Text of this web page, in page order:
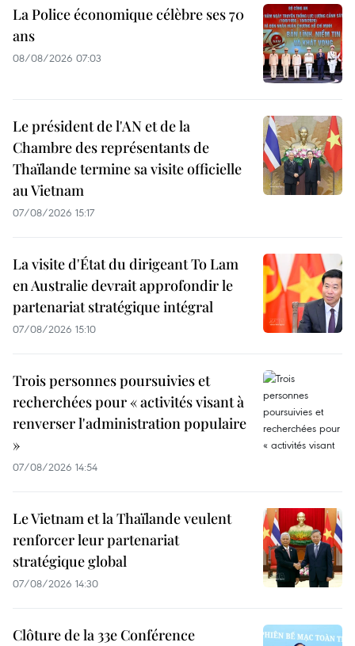
La Police économique célèbre ses 70
ans
08/08/2026 07:03
Le président de l'AN et de la
Chambre des représentants de
Thaïlande termine sa visite officielle
au Vietnam
07/08/2026 15:17
La visite d'État du dirigeant To Lam
en Australie devrait approfondir le
partenariat stratégique intégral
07/08/2026 15:10
Trois personnes poursuivies et
recherchées pour « activités visant à
renverser l'administration populaire
»
07/08/2026 14:54
Le Vietnam et la Thaïlande veulent
renforcer leur partenariat
stratégique global
07/08/2026 14:30
Clôture de la 33e Conférence